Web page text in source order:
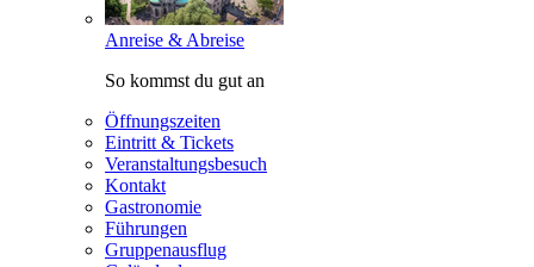
Anreise & Abreise
So kommst du gut an
Öffnungszeiten
Eintritt & Tickets
Veranstaltungsbesuch
Kontakt
Gastronomie
Führungen
Gruppenausflug